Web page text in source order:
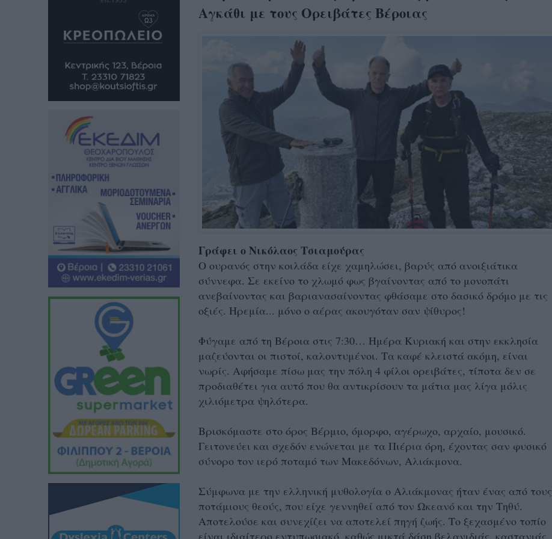
Αγκάθι με τους Ορειβάτες Βέροιας
Γράφει ο Νικόλαος Τσιαμούρας
O ουρανός στην κοιλάδα είχε χαμηλώσει, βαρύς από ανοιξιάτικα
σύννεφα. Σε εκείνο το χλωμό φως βγαίνοντας από το μονοπάτι
ανεβαίνοντας και βαριανασαίνοντας φθάσαμε στο δασικό δρόμο με τις
οξιές. Ηρεμία... μόνο ο αέρας ακουγόταν σαν ψίθυρος!
Φύγαμε από τη Βέροια στις 7:30… Ημέρα Κυριακή και στην εκκλησία
μαζεύονται οι πιστοί, καλοντυμένοι. Τα καφέ κλειστά ακόμη, είναι
νωρίς. Αφήσαμε πίσω μας την πόλη 4 φίλοι ορειβάτες, τίποτα δεν σε
προδιαθέτει για αυτό που θα αντικρίσουν τα μάτια μας λίγα μόλις
χιλιόμετρα ψηλότερα.
Βρισκόμαστε στο όρος Βέρμιο, όμορφο, αγέρωχο, αρχαίο, μουσικό.
Γειτονεύει και σχεδόν ενώνεται με τα Πιέρια όρη, έχοντας σαν φυσικό
σύνορο τον ιερό ποταμό των Μακεδόνων, Αλιάκμονα.
Σύμφωνα με την ελληνική μυθολογία ο Αλιάκμονας ήταν ένας από τους
ποτάμιους θεούς, που είχε γεννηθεί από τον Ωκεανό και την Τηθύ.
Αποτελούσε και συνεχίζει να αποτελεί πηγή ζωής. Το ξεχασμένο τοπίο